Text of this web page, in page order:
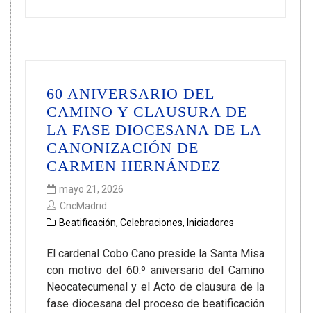
60 ANIVERSARIO DEL
CAMINO Y CLAUSURA DE
LA FASE DIOCESANA DE LA
CANONIZACIÓN DE
CARMEN HERNÁNDEZ
mayo 21, 2026
CncMadrid
Beatificación, Celebraciones, Iniciadores
El cardenal Cobo Cano preside la Santa Misa
con motivo del 60.º aniversario del Camino
Neocatecumenal y el Acto de clausura de la
fase diocesana del proceso de beatificación